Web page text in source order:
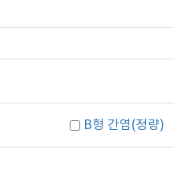
B형 간염(정량)